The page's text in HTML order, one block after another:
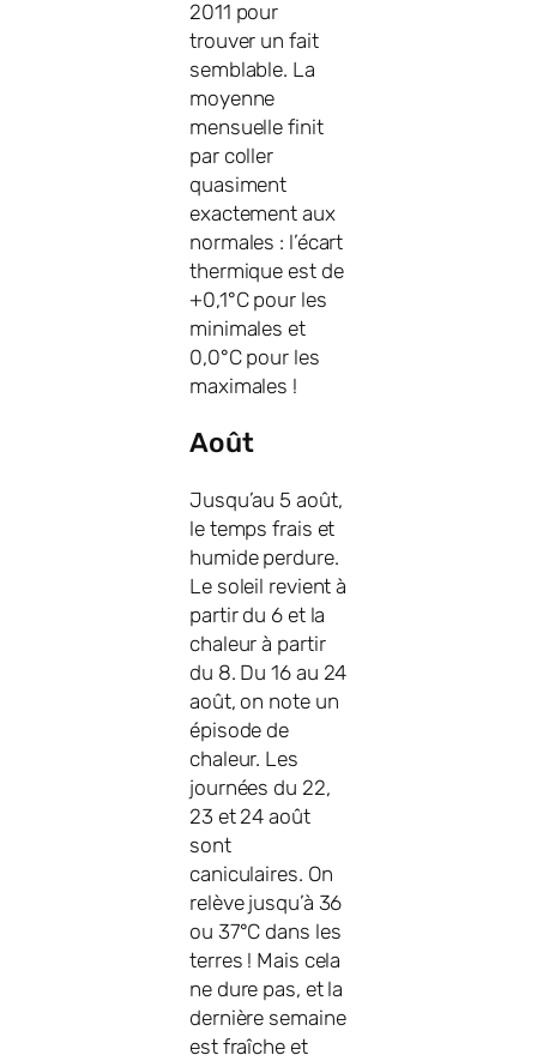
2011 pour
trouver un fait
semblable. La
moyenne
mensuelle finit
par coller
quasiment
exactement aux
normales : l’écart
thermique est de
+0,1°C pour les
minimales et
0,0°C pour les
maximales !
Août
Jusqu’au 5 août,
le temps frais et
humide perdure.
Le soleil revient à
partir du 6 et la
chaleur à partir
du 8. Du 16 au 24
août, on note un
épisode de
chaleur. Les
journées du 22,
23 et 24 août
sont
caniculaires. On
relève jusqu’à 36
ou 37°C dans les
terres ! Mais cela
ne dure pas, et la
dernière semaine
est fraîche et